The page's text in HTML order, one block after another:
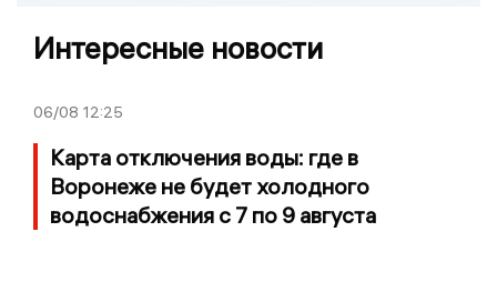
Интересные новости
06/08 12:25
Карта отключения воды: где в
Воронеже не будет холодного
водоснабжения с 7 по 9 августа